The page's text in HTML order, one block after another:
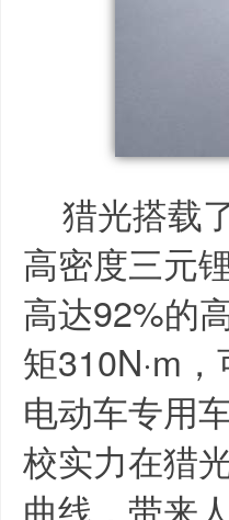
猎光搭载
高密度三元
高达92%的
矩310N·m
电动车专用
校实力在猎
曲线，带来